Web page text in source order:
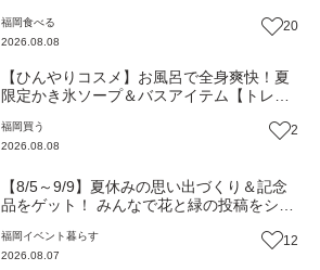
ン（福岡市南区）【まち歩き】
福岡食べる
2026.08.08
20
【ひんやりコスメ】お風呂で全身爽快！夏
限定かき氷ソープ＆バスアイテム【トレン
福岡 買う
2026.08.08
2
【8/5～9/9】夏休みの思い出づくり＆記念
品をゲット！ みんなで花と緑の投稿をシェ
レンジ【一人一花はなきん便り】Vol.55
福岡 イベント暮らす
2026.08.07
12